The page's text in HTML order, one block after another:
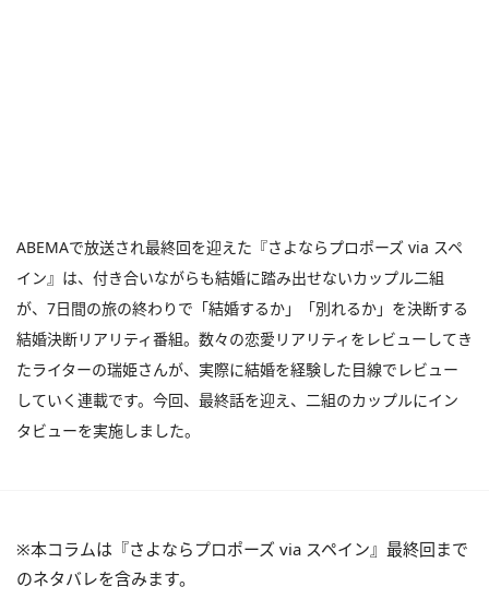
ABEMAで放送され最終回を迎えた『さよならプロポーズ via スペ
イン』は、付き合いながらも結婚に踏み出せないカップル二組
が、7日間の旅の終わりで「結婚するか」「別れるか」を決断する
結婚決断リアリティ番組。数々の恋愛リアリティをレビューしてき
たライターの瑞姫さんが、実際に結婚を経験した目線でレビュー
していく連載です。今回、最終話を迎え、二組のカップルにイン
タビューを実施しました。
※本コラムは『さよならプロポーズ via スペイン』最終回まで
のネタバレを含みます。